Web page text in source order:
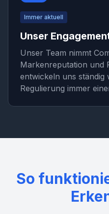
Immer aktuell
Unser
Unser Team nimmt
Markenreputation und
entwickeln uns ständig
Regulierung immer
So